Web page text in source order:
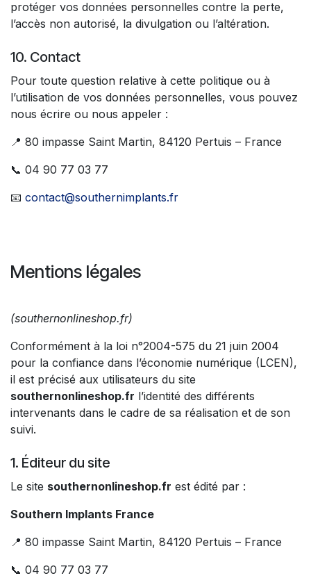
protéger vos données personnelles contre la perte,
l’accès non autorisé, la divulgation ou l’altération.
10. Contact
Pour toute question relative à cette politique ou à
l’utilisation de vos données personnelles, vous pouvez
nous écrire ou nous appeler :
📍 80 impasse Saint Martin, 84120 Pertuis – France
📞 04 90 77 03 77
📧 contact@southernimplants.fr
Mentions légales
(southernonlineshop.fr)
Conformément à la loi n°2004-575 du 21 juin 2004
pour la confiance dans l’économie numérique (LCEN),
il est précisé aux utilisateurs du site
southernonlineshop.fr l’identité des différents
intervenants dans le cadre de sa réalisation et de son
suivi.
1. Éditeur du site
Le site southernonlineshop.fr est édité par :
Southern Implants France
📍 80 impasse Saint Martin, 84120 Pertuis – France
📞 04 90 77 03 77